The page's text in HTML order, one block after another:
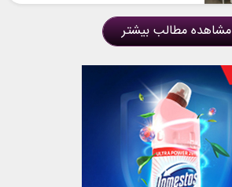
مشاهده مطالب بیشتر